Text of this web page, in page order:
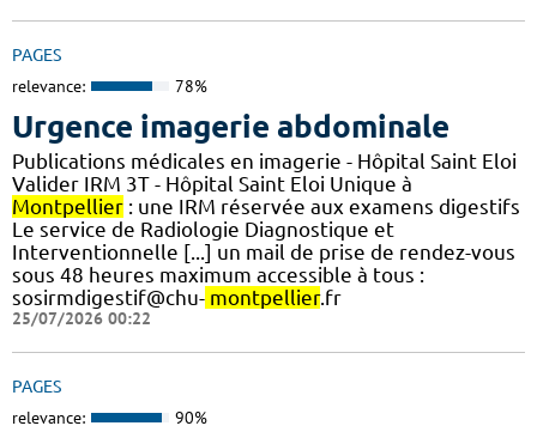
PAGES
relevance: 78%
Urgence imagerie abdominale
Publications médicales en imagerie - Hôpital Saint Eloi
Valider IRM 3T - Hôpital Saint Eloi Unique à
Montpellier : une IRM réservée aux examens digestifs
Le service de Radiologie Diagnostique et
Interventionnelle [...] un mail de prise de rendez-vous
sous 48 heures maximum accessible à tous :
sosirmdigestif@chu- montpellier.fr
25/07/2026 00:22
PAGES
relevance: 90%